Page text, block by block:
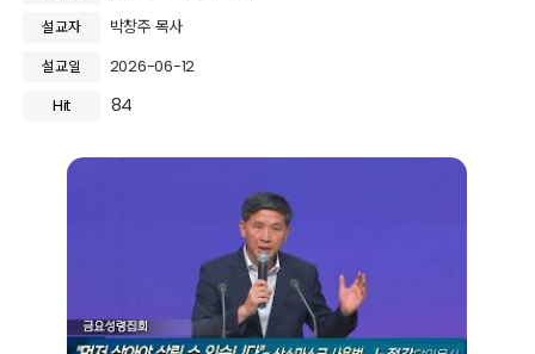
설교자 박창주 목사
설교일
2026-06-12
Hit
84